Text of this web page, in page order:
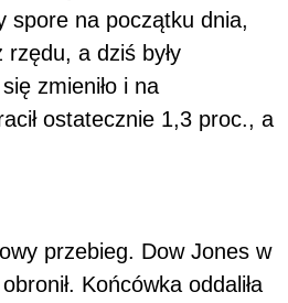
spore na początku dnia,
rzędu, a dziś były
zmieniło i na
ostatecznie 1,3 proc., a
przebieg. Dow Jones w
Końcówka oddaliła